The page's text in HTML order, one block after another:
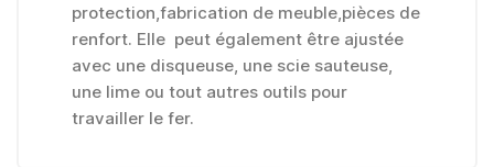
protection,fabrication de meuble,pièces de
renfort. Elle peut également être ajustée
avec une disqueuse, une scie sauteuse,
une lime ou tout autres outils pour
travailler le fer.